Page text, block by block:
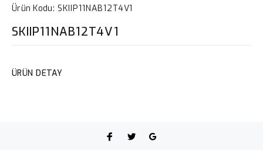
Ürün Kodu: SKIIP11NAB12T4V1
SKIIP11NAB12T4V1
ÜRÜN DETAY